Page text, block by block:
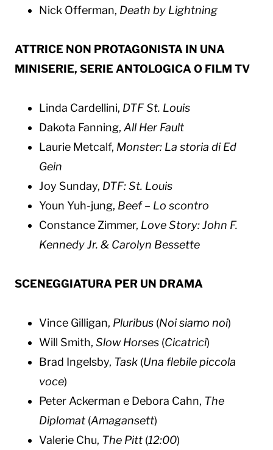
Nick Offerman, Death by Lightning
ATTRICE NON PROTAGONISTA IN UNA
MINISERIE, SERIE ANTOLOGICA O FILM TV
Linda Cardellini, DTF St. Louis
Dakota Fanning, All Her Fault
Laurie Metcalf, Monster: La storia di Ed
Gein
Joy Sunday, DTF: St. Louis
Youn Yuh-jung, Beef – Lo scontro
Constance Zimmer, Love Story: John F.
Kennedy Jr. & Carolyn Bessette
SCENEGGIATURA PER UN DRAMA
Vince Gilligan, Pluribus (Noi siamo noi)
Will Smith, Slow Horses (Cicatrici)
Brad Ingelsby, Task (Una flebile piccola
voce)
Peter Ackerman e Debora Cahn, The
Diplomat (Amagansett)
Valerie Chu, The Pitt (12:00)